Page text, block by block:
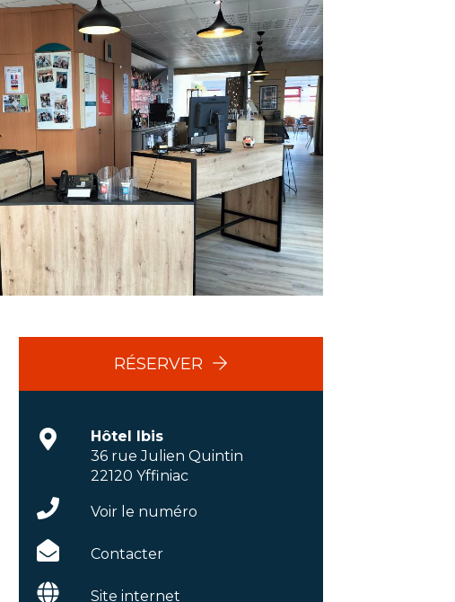
RÉSERVER
Hôtel Ibis
36 rue Julien Quintin
22120 Yffiniac
Voir le numéro
Contacter
Site internet